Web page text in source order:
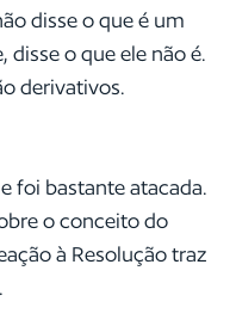
disse o que é um
disse o que ele não é.
derivativos.
foi bastante atacada.
o conceito do
à Resolução traz